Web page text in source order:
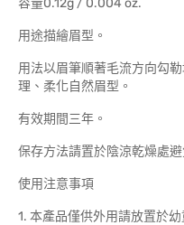
容量0.12g / 0.004 oz.
用途描繪眉型。
用法以眉筆順著毛流方向勾
理、柔化自然眉型。
有效期間三年。
保存方法請置於陰涼乾燥處
使用注意事項
1. 本產品僅供外用請放置於幼